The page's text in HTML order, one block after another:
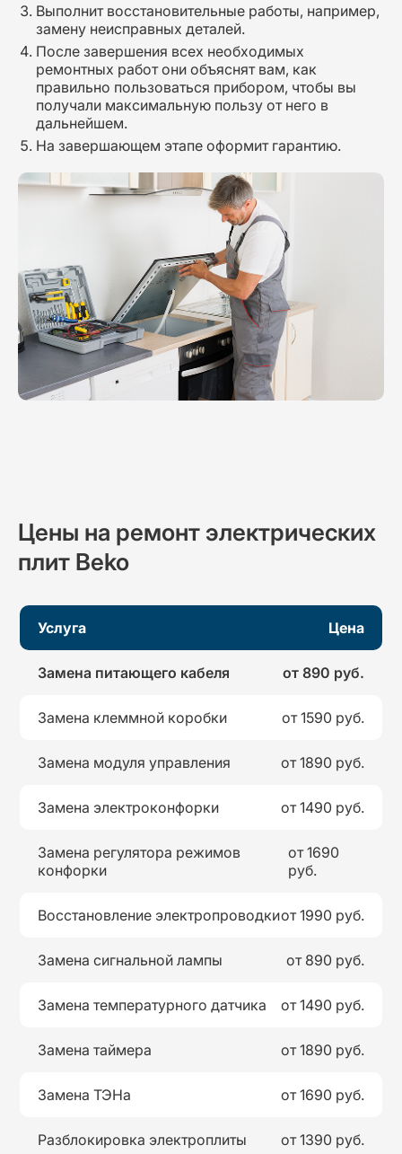
Выполнит восстановительные работы, например,
замену неисправных деталей.
После завершения всех необходимых
ремонтных работ они объяснят вам, как
правильно пользоваться прибором, чтобы вы
получали максимальную пользу от него в
дальнейшем.
На завершающем этапе оформит гарантию.
Цены на ремонт электрических
плит Beko
Услуга Цена
Замена питающего кабеля от 890 руб.
Замена клеммной коробки от 1590 руб.
Замена модуля управления от 1890 руб.
Замена электроконфорки от 1490 руб.
Замена регулятора режимов
конфорки
от 1690
руб.
Восстановление электропроводкиот 1990 руб.
Замена сигнальной лампы от 890 руб.
Замена температурного датчика от 1490 руб.
Замена таймера от 1890 руб.
Замена ТЭНа от 1690 руб.
Разблокировка электроплиты от 1390 руб.